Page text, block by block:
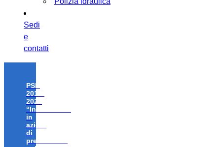
Sedi
e
contatti
PSR
2014-
2020
“Investimenti
in
azioni
di
prevenzione